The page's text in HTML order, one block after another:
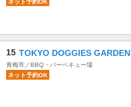
ネット予約OK
15 TOKYO DOGGIES GARDEN
青梅市／BBQ・バーベキュー場
ネット予約OK